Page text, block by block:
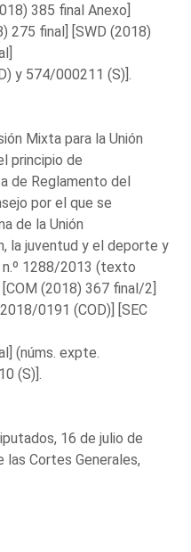
385 final Anexo]
275 final] [SWD (2018)
y 574/000211 (S)].
Mixta para la Unión
principio de
de Reglamento del
por el que se
de la Unión
la juventud y el deporte y
n.º 1288/2013 (texto
(2018) 367 final/2]
0191 (COD)] [SEC
(núms. expte.
(S)].
16 de julio de
las Cortes Generales,